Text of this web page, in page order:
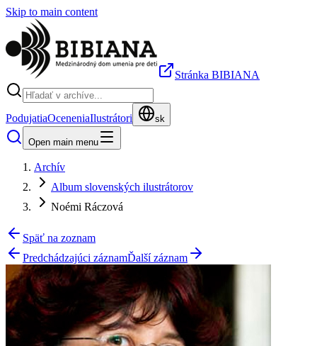
Skip to main content
Stránka BIBIANA
PodujatiaOceneniaIlustrátori sk
Open main menu
Archív
Album slovenských ilustrátorov
Noémi Ráczová
Späť na zoznam
Predchádzajúci záznamĎalší záznam